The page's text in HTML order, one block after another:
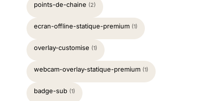
points-de-chaine (2)
ecran-offline-statique-premium (1)
overlay-customise (1)
webcam-overlay-statique-premium (1)
badge-sub (1)